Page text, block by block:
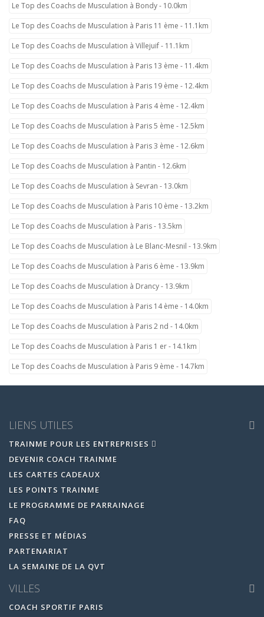
Le Top des Coachs de Musculation à Bondy - 10.0km
Le Top des Coachs de Musculation à Paris 11 ème - 11.1km
Le Top des Coachs de Musculation à Villejuif - 11.1km
Le Top des Coachs de Musculation à Paris 13 ème - 11.4km
Le Top des Coachs de Musculation à Paris 19 ème - 12.4km
Le Top des Coachs de Musculation à Paris 4 ème - 12.4km
Le Top des Coachs de Musculation à Paris 5 ème - 12.5km
Le Top des Coachs de Musculation à Paris 3 ème - 12.6km
Le Top des Coachs de Musculation à Pantin - 12.6km
Le Top des Coachs de Musculation à Sevran - 13.0km
Le Top des Coachs de Musculation à Paris 10 ème - 13.2km
Le Top des Coachs de Musculation à Paris - 13.5km
Le Top des Coachs de Musculation à Le Blanc-Mesnil - 13.9km
Le Top des Coachs de Musculation à Paris 6 ème - 13.9km
Le Top des Coachs de Musculation à Drancy - 13.9km
Le Top des Coachs de Musculation à Paris 14 ème - 14.0km
Le Top des Coachs de Musculation à Paris 2 nd - 14.0km
Le Top des Coachs de Musculation à Paris 1 er - 14.1km
Le Top des Coachs de Musculation à Paris 9 ème - 14.7km
LIENS UTILES
TRAINME POUR LES ENTREPRISES
DEVENIR COACH TRAINME
LES CARTES CADEAUX
LES POINTS TRAINME
LE PROGRAMME DE PARRAINAGE
FAQ
PRESSE ET MÉDIAS
PARTENARIAT
LA SEMAINE DE LA QVT
VILLES
COACH SPORTIF PARIS